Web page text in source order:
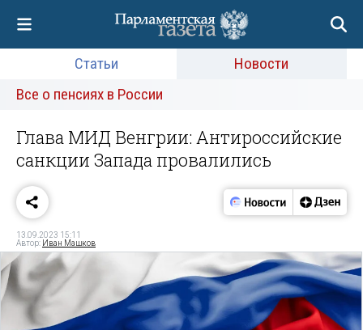
Статьи
Новости
Все о пенсиях в России
Глава МИД Венгрии: Антироссийские
санкции Запада провалились
13.09.2023 15:11
Автор: Иван Машков